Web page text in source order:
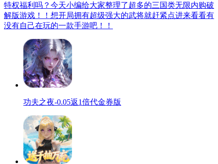
特权福利吗？今天小编给大家整理了超多的三国类无限内购破
解版游戏！！想开局拥有超级强大的武将就赶紧点进来看看有
没有自己在玩的一款手游吧！！
功夫之夜-0.05返1倍代金券版